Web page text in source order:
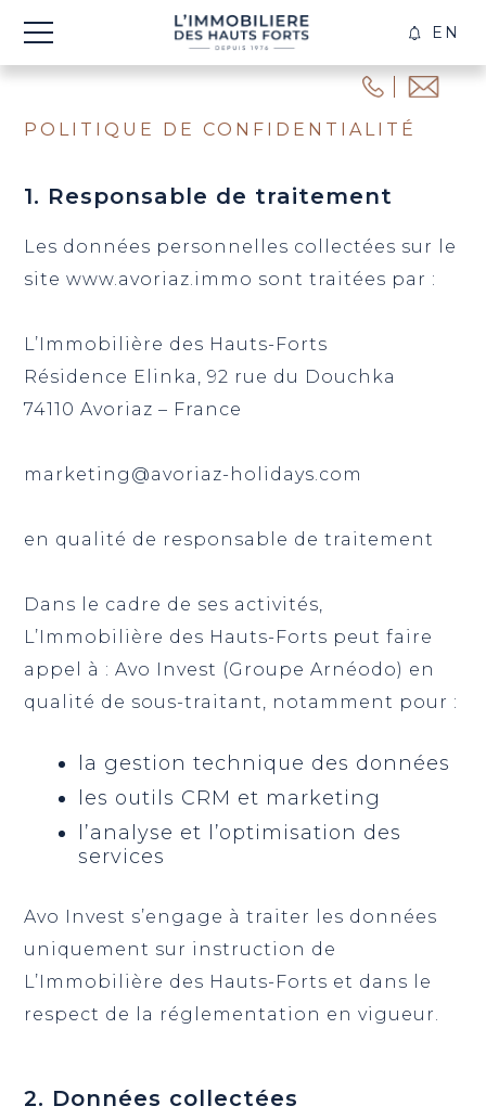
EN
POLITIQUE DE CONFIDENTIALITÉ
1. Responsable de traitement
Les données personnelles collectées sur le
site www.avoriaz.immo sont traitées par :
L’Immobilière des Hauts-Forts
Résidence Elinka, 92 rue du Douchka
74110 Avoriaz – France
marketing@avoriaz-holidays.com
en qualité de responsable de traitement
Dans le cadre de ses activités,
L’Immobilière des Hauts-Forts peut faire
appel à : Avo Invest (Groupe Arnéodo) en
qualité de sous-traitant, notamment pour :
la gestion technique des données
les outils CRM et marketing
l’analyse et l’optimisation des
services
Avo Invest s’engage à traiter les données
uniquement sur instruction de
L’Immobilière des Hauts-Forts et dans le
respect de la réglementation en vigueur.
2. Données collectées